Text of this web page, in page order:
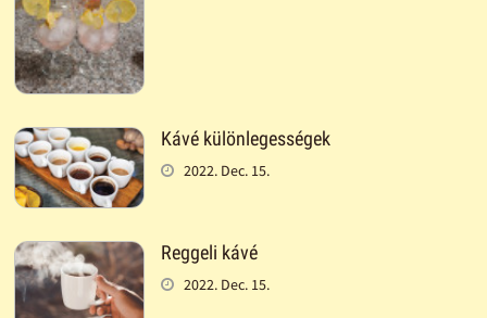
Kávé különlegességek
2022. Dec. 15.
Reggeli kávé
2022. Dec. 15.